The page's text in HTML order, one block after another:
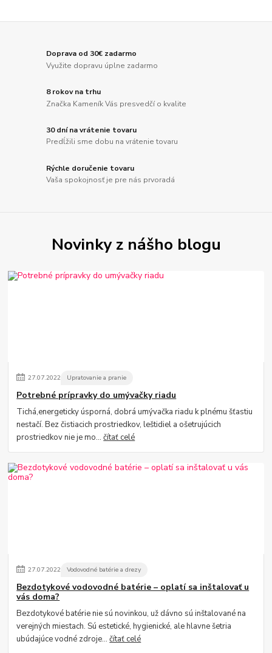
Doprava od 30€ zadarmo
Využite dopravu úplne zadarmo
8 rokov na trhu
Značka Kameník Vás presvedčí o kvalite
30 dní na vrátenie tovaru
Predĺžili sme dobu na vrátenie tovaru
Rýchle doručenie tovaru
Vaša spokojnosť je pre nás prvoradá
Novinky z nášho blogu
27.07.2022 Upratovanie a pranie
Potrebné prípravky do umývačky riadu
Tichá,energeticky úsporná, dobrá umývačka riadu k plnému šťastiu
nestačí. Bez čistiacich prostriedkov, leštidiel a ošetrujúcich
prostriedkov nie je mo...čítať celé
27.07.2022 Vodovodné batérie a drezy
Bezdotykové vodovodné batérie – oplatí sa inštalovať u
vás doma?
Bezdotykové batérie nie sú novinkou, už dávno sú inštalované na
verejných miestach. Sú estetické, hygienické, ale hlavne šetria
ubúdajúce vodné zdroje...čítať celé